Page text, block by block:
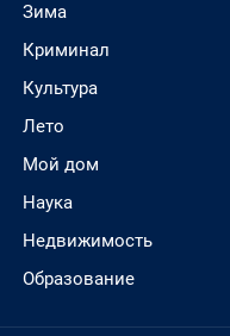
Зима
Криминал
Культура
Лето
Мой дом
Наука
Недвижимость
Образование